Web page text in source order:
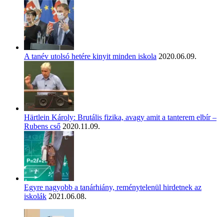
A tanév utolsó hetére kinyit minden iskola 2020.06.09.
Härtlein Károly: Brutális fizika, avagy amit a tanterem elbír –
Rubens cső 2020.11.09.
Egyre nagyobb a tanárhiány, reménytelenül hirdetnek az
iskolák 2021.06.08.